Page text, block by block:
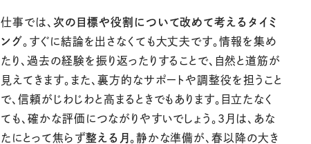
仕事では、次の目標や役割について改めて考えるタイミ
ング。すぐに結論を出さなくても大丈夫です。情報を集め
たり、過去の経験を振り返ったりすることで、自然と道筋が
見えてきます。また、裏方的なサポートや調整役を担うこと
で、信頼がじわじわと高まるときでもあります。目立たなく
ても、確かな評価につながりやすいでしょう。3月は、あな
たにとって焦らず整える月 。静かな準備が、春以降の大き